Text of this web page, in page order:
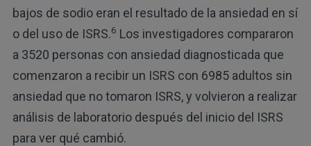
bajos de sodio eran el resultado de la ansiedad en sí
o del uso de ISRS.6 Los investigadores compararon
a 3520 personas con ansiedad diagnosticada que
comenzaron a recibir un ISRS con 6985 adultos sin
ansiedad que no tomaron ISRS, y volvieron a realizar
análisis de laboratorio después del inicio del ISRS
para ver qué cambió.